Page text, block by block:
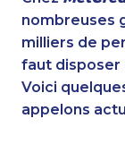
nombreuses
milliers de
faut disposer
Voici
appelons